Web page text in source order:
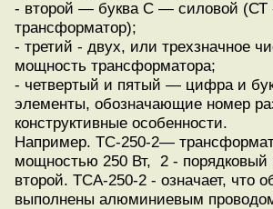
- второй — буква С — силовой (СТ
трансформатор);
- третий - двух, или трехзначное
мощность трансформатора;
- четвертый и пятый — цифра и
элементы, обозначающие номер
конструктивные особенности.
Например. ТС-250-2—
мощностью 250 Вт, 2 -
второй. ТСА-250-2 - означает, что
выполнены алюминиевым